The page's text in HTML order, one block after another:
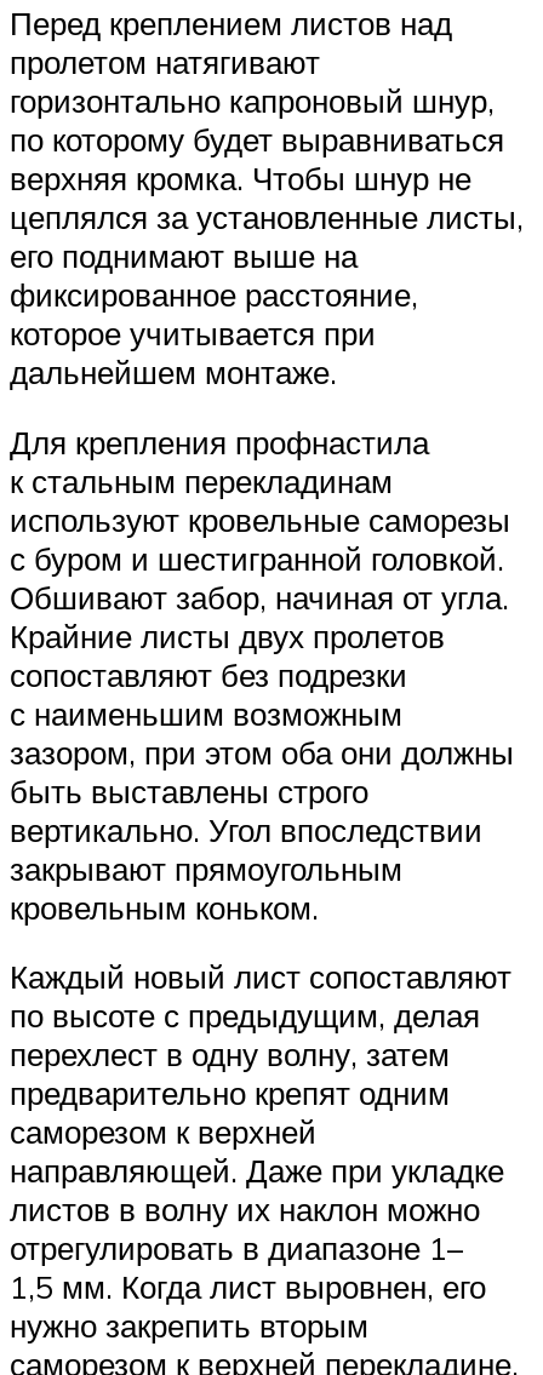
Перед креплением листов над
пролетом натягивают
горизонтально капроновый шнур,
по которому будет выравниваться
верхняя кромка. Чтобы шнур не
цеплялся за установленные листы,
его поднимают выше на
фиксированное расстояние,
которое учитывается при
дальнейшем монтаже.
Для крепления профнастила
к стальным перекладинам
используют кровельные саморезы
с буром и шестигранной головкой.
Обшивают забор, начиная от угла.
Крайние листы двух пролетов
сопоставляют без подрезки
с наименьшим возможным
зазором, при этом оба они должны
быть выставлены строго
вертикально. Угол впоследствии
закрывают прямоугольным
кровельным коньком.
Каждый новый лист сопоставляют
по высоте с предыдущим, делая
перехлест в одну волну, затем
предварительно крепят одним
саморезом к верхней
направляющей. Даже при укладке
листов в волну их наклон можно
отрегулировать в диапазоне 1–
1,5 мм. Когда лист выровнен, его
нужно закрепить вторым
саморезом к верхней перекладине.